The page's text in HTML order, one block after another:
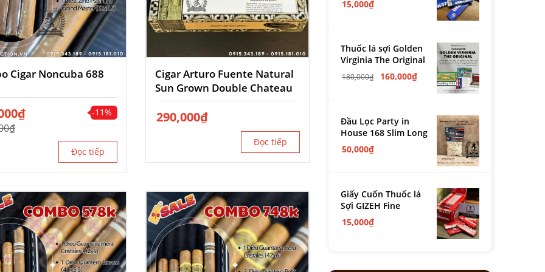
Cigar Noncuba 688
₫
₫ -11%
Đọc tiếp
Cigar Arturo Fuente Natural
Sun Grown Double Chateau
290,000₫
Đọc tiếp
15,000₫
Thuốc lá sợi Golden
Virginia The Original
180,000₫ 160,000₫
Đầu Lọc Party in
House 168 Slim Long
50,000₫
Giấy Cuốn Thuốc lá
Sợi GIZEH Fine
15,000₫